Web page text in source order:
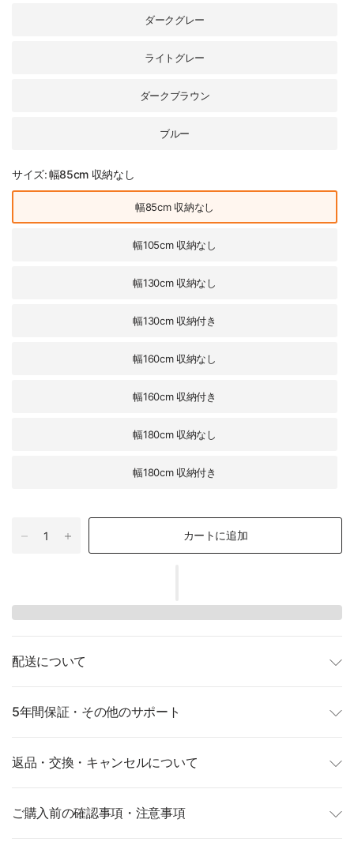
ダークグレー
ライトグレー
ダークブラウン
ブルー
サイズ:幅85cm 収納なし
幅85cm 収納なし
幅105cm 収納なし
幅130cm 収納なし
幅130cm 収納付き
幅160cm 収納なし
幅160cm 収納付き
幅180cm 収納なし
幅180cm 収納付き
カートに追加
配送について
5年間保証・その他のサポート
返品・交換・キャンセルについて
ご購入前の確認事項・注意事項